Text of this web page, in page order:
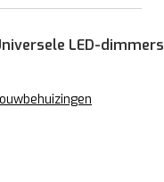
LED-dimmers